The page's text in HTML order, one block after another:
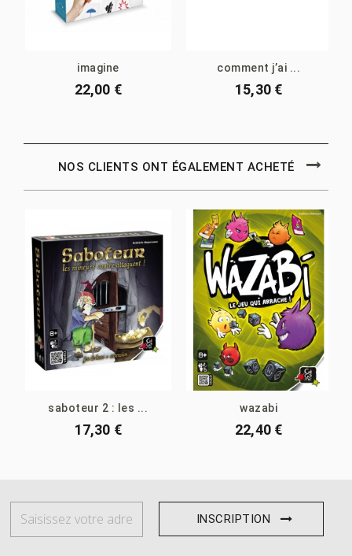
imagine
22,00 €
comment j’ai ...
15,30 €
NOS CLIENTS ONT ÉGALEMENT ACHETÉ
saboteur 2 : les ...
17,30 €
wazabi
22,40 €
INSCRIPTION